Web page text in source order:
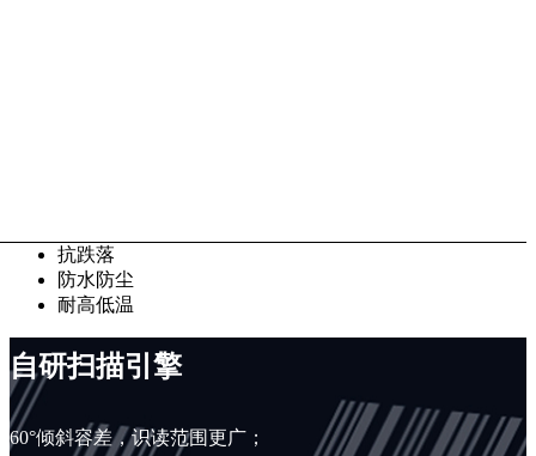
抗跌落
防水防尘
耐高低温
自研扫描引擎
60°倾斜容差，识读范围更广；